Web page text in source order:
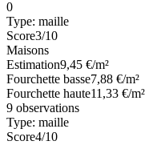
0
Type: maille
Score3/10
Maisons
Estimation9,45 €/m²
Fourchette basse7,88 €/m²
Fourchette haute11,33 €/m²
9 observations
Type: maille
Score4/10